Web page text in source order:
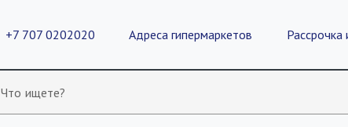
+7 707 0202020 Адреса гипермаркетов Рассрочка
Что ищете?